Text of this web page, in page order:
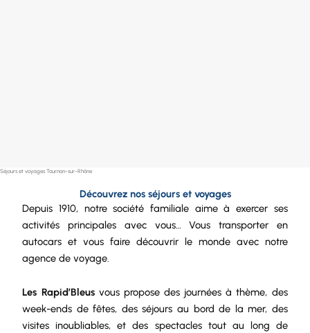
Séjours et voyages Tournon-sur-Rhône
Découvrez nos séjours et voyages
Depuis 1910, notresociété familiale aime à exercer ses
activités principales avec vous… Vous transporter en
autocars et vous faire découvrir le monde avec notre
agence de voyage.
Les Rapid’Bleusvous propose des journées à thème, des
week-ends de fêtes, des séjours au bord de la mer, des
visites inoubliables, et des spectacles tout au long de